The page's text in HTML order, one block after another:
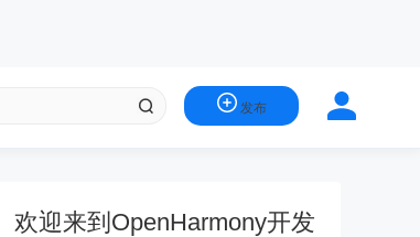
发布
欢迎来到OpenHarmony开发